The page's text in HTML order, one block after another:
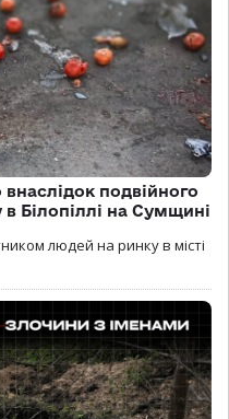
подвійного
Білопіллі на Сумщині
людей на ринку в місті